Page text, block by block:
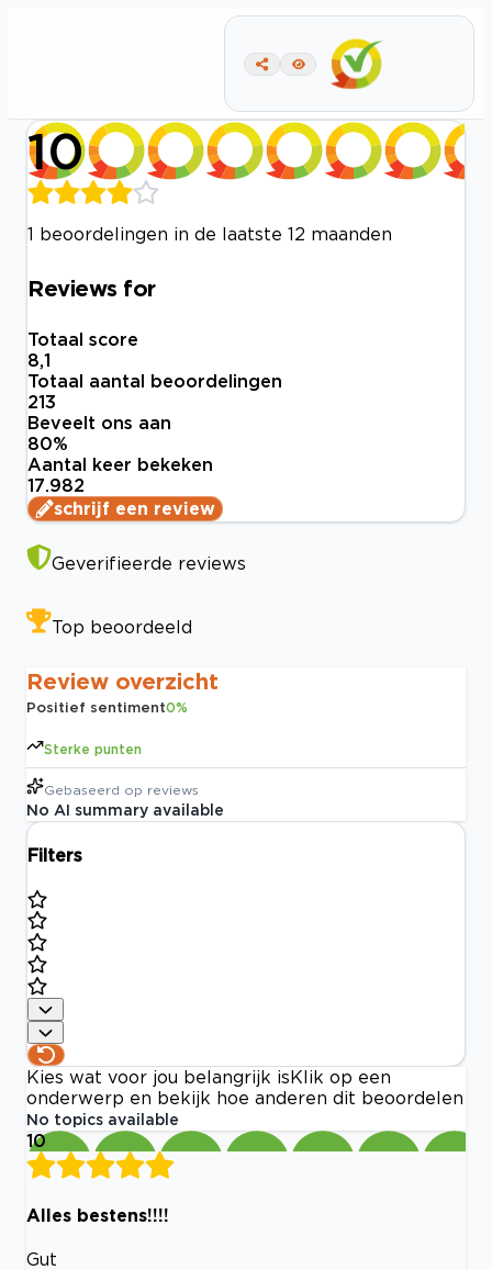
10
1 beoordelingen in de laatste 12 maanden
Reviews for
Totaal score
8,1
Totaal aantal beoordelingen
213
Beveelt ons aan
80%
Aantal keer bekeken
17.982
schrijf een review
Geverifieerde reviews
Top beoordeeld
Review overzicht
Positief sentiment0%
Sterke punten
Gebaseerd op reviews
No AI summary available
Filters
Kies wat voor jou belangrijk is Klik op een
onderwerp en bekijk hoe anderen dit beoordelen
No topics available
10
Alles bestens!!!!
Gut